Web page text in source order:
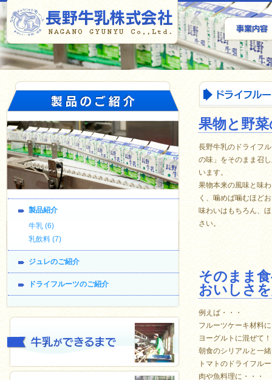
製品紹介
牛乳 (6)
乳飲料 (7)
ジュレのご紹介
ドライフルーツのご紹介
果物と野
長野牛乳のドライフ
の味」をそのまま召
います。
果物本来の風味と味
く、噛めば噛むほど
味わいはもちろん、
さい。
そのまま
おいしさ
例えば・・・
フルーツケーキ材料に
ヨーグルトに混ぜて！
朝食のシリアルと一
トマトのドライフル
肉や魚料理に・・・